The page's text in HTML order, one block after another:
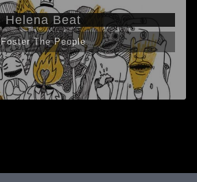
Helena Beat
Foster The People